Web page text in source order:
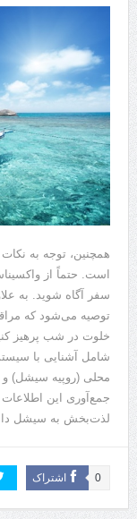
همچنین، توجه به نکات
است. حتماً از
سفر آگاه شوید. به
توصیه می‌شود که
خلوت در شب پرهیز
شامل آشنایی با
محلی (روپیه سیشل)
جمع‌آوری این
لذت‌بخش به سیشل
اشتراک 0